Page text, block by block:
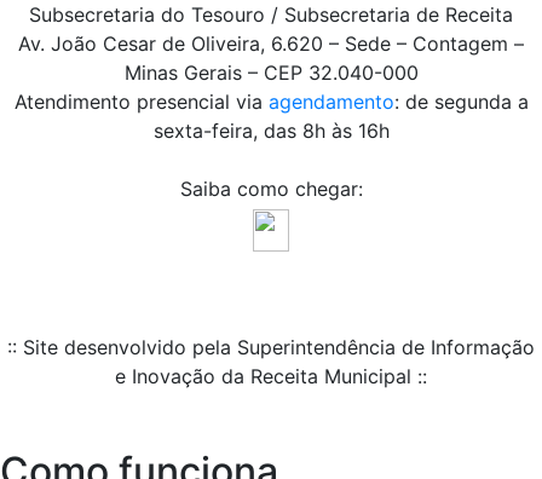
Subsecretaria do Tesouro / Subsecretaria de Receita
Av. João Cesar de Oliveira, 6.620 – Sede – Contagem –
Minas Gerais – CEP 32.040-000
Atendimento presencial via agendamento: de segunda a
sexta-feira, das 8h às 16h
Saiba como chegar:
:: Site desenvolvido pela Superintendência de Informação
e Inovação da Receita Municipal ::